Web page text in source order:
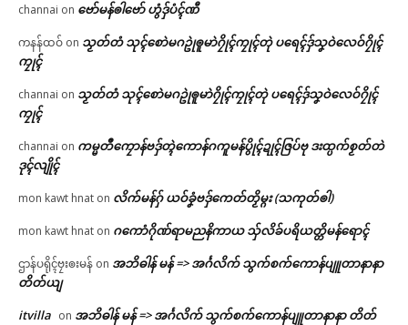
channai on ဗော်မန်ၜါဗော် ဟွံဒှ်ပံၚ်ဏီ
ကနန်ထဝ် on သၟတ်တံ သုၚ်စောဲမဂဥုဲၜူမာဲဂၠိုၚ်ကၠုၚ်တုဲ ပရေၚ်ဒှ်သၞဝဲလေဝ်ဂၠိုၚ်
ကၠုၚ်
channai on သၟတ်တံ သုၚ်စောဲမဂဥုဲၜူမာဲဂၠိုၚ်ကၠုၚ်တုဲ ပရေၚ်ဒှ်သၞဝဲလေဝ်ဂၠိုၚ်
ကၠုၚ်
channai on ကမ္မတဳကၠောန်ဗဒှ်တ္ၚဲကောန်ဂကူမန်ပွိုၚ်ဍုၚ်ဇြပ်ဗု ဒးထ္ပက်စၟတ်တဲ
ဒုၚ်လျိုၚ်
mon kawt hnat on လိက်မန်ဂှ် ယဝ်ခၞံဗဒှ်ကေတ်တၟိမ္ဂး (သကုတ်ၜါ)
mon kawt hnat on ဂကောံဂိုဏ်ရာမညနိကာယ သှ်လိခ်ပရိယတ္တိမန်ရောၚ်
ဌာန်ပရိုၚ်ဗၠးၜးမန် on အဘိဓါန် မန် => အၚ်္ဂလိက် သွက်စက်ကောန်ပျူတာနာနာ
တိတ်ယျ
itvilla on အဘိဓါန် မန် => အၚ်္ဂလိက် သွက်စက်ကောန်ပျူတာနာနာ တိတ်